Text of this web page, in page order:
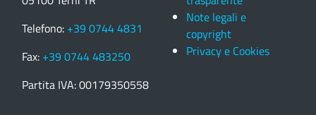
Telefono: +39 0744 4831
Fax: +39 0744 483250
Partita IVA: 00179350558
Note legali e
copyright
Privacy e Cookies